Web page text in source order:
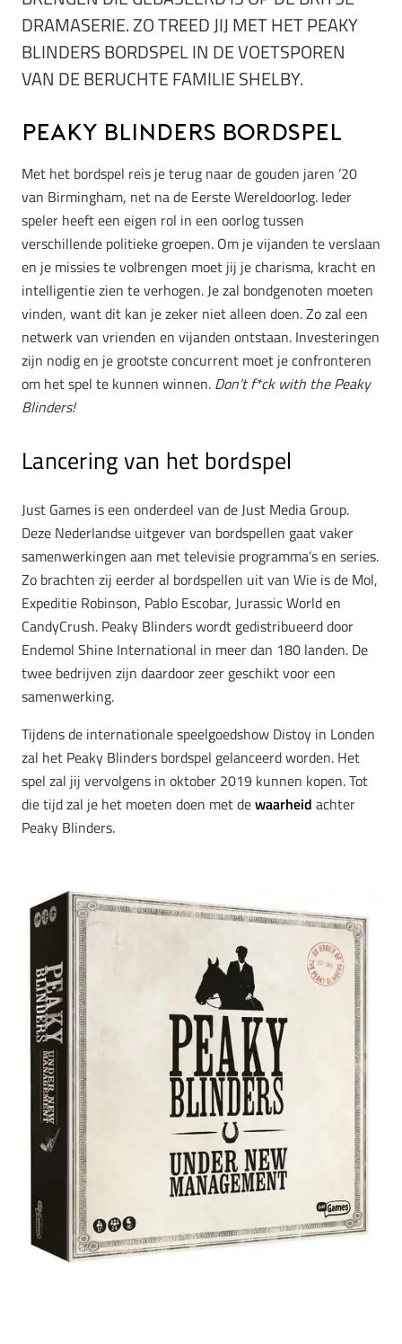
DRAMASERIE. ZO TREED JIJ MET HET PEAKY
BLINDERS BORDSPEL IN DE VOETSPOREN
VAN DE BERUCHTE FAMILIE SHELBY.
Peaky Blinders bordspel
Met het bordspel reis je terug naar de gouden jaren ’20
van Birmingham, net na de Eerste Wereldoorlog. Ieder
speler heeft een eigen rol in een oorlog tussen
verschillende politieke groepen. Om je vijanden te verslaan
en je missies te volbrengen moet jij je charisma, kracht en
intelligentie zien te verhogen. Je zal bondgenoten moeten
vinden, want dit kan je zeker niet alleen doen. Zo zal een
netwerk van vrienden en vijanden ontstaan. Investeringen
zijn nodig en je grootste concurrent moet je confronteren
om het spel te kunnen winnen. Don’t f*ck with the Peaky
Blinders!
Lancering van het bordspel
Just Games is een onderdeel van de Just Media Group.
Deze Nederlandse uitgever van bordspellen gaat vaker
samenwerkingen aan met televisie programma’s en series.
Zo brachten zij eerder al bordspellen uit van Wie is de Mol,
Expeditie Robinson, Pablo Escobar, Jurassic World en
CandyCrush. Peaky Blinders wordt gedistribueerd door
Endemol Shine International in meer dan 180 landen. De
twee bedrijven zijn daardoor zeer geschikt voor een
samenwerking.
Tijdens de internationale speelgoedshow Distoy in Londen
zal het Peaky Blinders bordspel gelanceerd worden. Het
spel zal jij vervolgens in oktober 2019 kunnen kopen. Tot
die tijd zal je het moeten doen met dewaarheid achter
Peaky Blinders.